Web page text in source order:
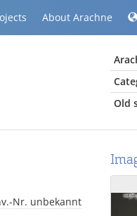
About Arachne
Old
Nr. unbekannt